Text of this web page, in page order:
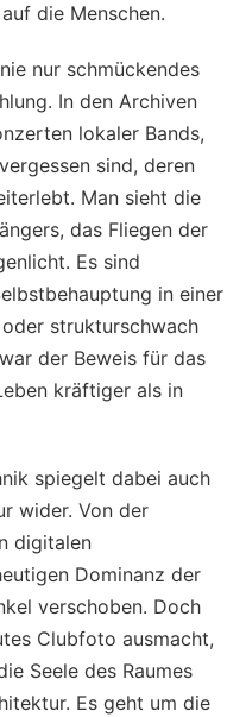
die Menschen.
nur schmückendes
In den Archiven
lokaler Bands,
sind, deren
Man sieht die
das Fliegen der
Es sind
in einer
strukturschwach
der Beweis für das
kräftiger als in
spiegelt dabei auch
wider. Von der
digitalen
Dominanz der
verschoben. Doch
Clubfoto ausmacht,
Seele des Raumes
Es geht um die